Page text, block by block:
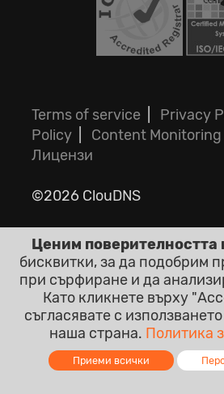
Terms of service Privacy
Policy
Content
Лицензи
©2026 ClouDNS
Всички цени са крайни
Без други скрити
Ценим поверителността
бисквитки, за да подобрим
при сърфиране и да
Като кликнете върху
съгласявате с
наша страна. Политика
Приеми всички